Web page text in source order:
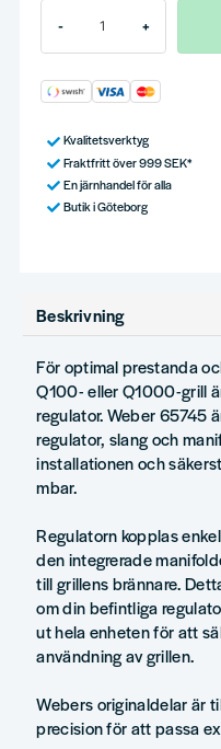
- +
Kvalitetsverktyg
Fraktfritt över 999 SEK*
En järnhandel för alla
Butik i Göteborg
Beskrivning
För optimal prestanda
Q100- eller Q1000-grill
regulator. Weber 65745
regulator, slang och
installationen och
mbar.
Regulatorn kopplas
den integrerade
till grillens brännare.
om din befintliga
ut hela enheten för att
användning av grillen.
Webers originaldelar är
precision för att passa